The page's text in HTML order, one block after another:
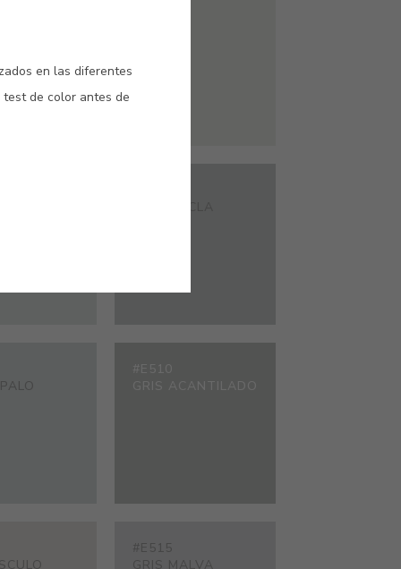
#E515
GRIS MALVA
en las diferentes
test de color antes de